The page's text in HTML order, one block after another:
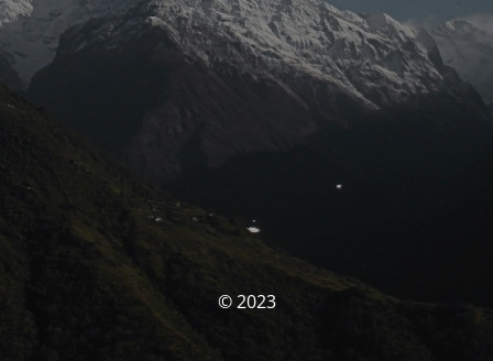
© 2023